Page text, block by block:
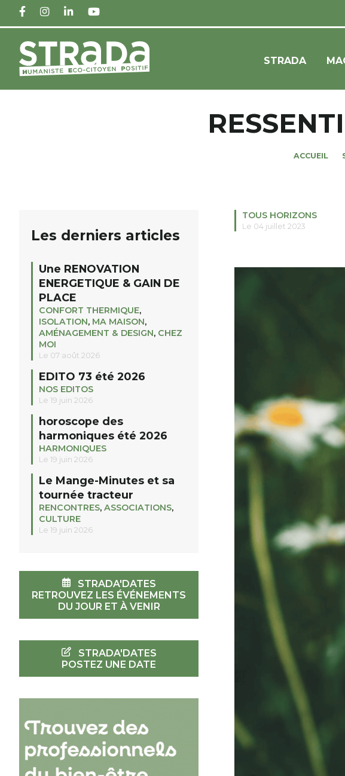
FACEBOOKINSTAGRAM
LINKEDINYOUTUBE
STRADA
ACCUEIL
TOUS HORIZONS
Le 04 juillet 2023
Les derniers articles
Une RENOVATION
ENERGETIQUE & GAIN DE
PLACE
CONFORT THERMIQUE,
ISOLATION, MA MAISON,
AMÉNAGEMENT & DESIGN, CHEZ
MOI
Le 07 août 2026
EDITO 73 été 2026
NOS EDITOS
Le 19 juin 2026
horoscope des
harmoniques été 2026
HARMONIQUES
Le 19 juin 2026
Le Mange-Minutes et sa
tournée tracteur
RENCONTRES, ASSOCIATIONS,
CULTURE
Le 19 juin 2026
STRADA'DATES
RETROUVEZ LES ÉVÉNEMENTS
DU JOUR ET À VENIR
STRADA'DATES
POSTEZ UNE DATE